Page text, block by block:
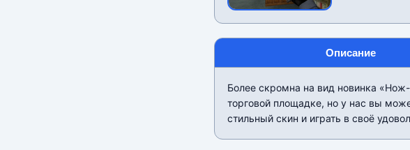
Описание
Более скромна на вид новинка
торговой площадке, но у нас вы
стильный скин и играть в своё